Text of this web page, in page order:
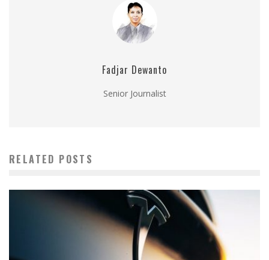
Fadjar Dewanto
Senior Journalist
RELATED POSTS